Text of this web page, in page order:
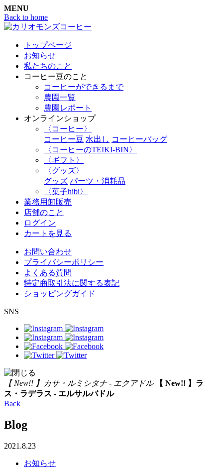
MENU
Back to home
トップページ
お知らせ
私たちのこと
コーヒー豆のこと
コーヒーができるまで
農園一覧
農園レポート
オンラインショップ
〈コーヒー〉
コーヒー豆 水出し コーヒーバッグ
〈コーヒーのTEIKI-BIN〉
〈ギフト〉
〈グッズ〉
グッズ パーツ・消耗品
〈菓子hibi〉
業務用卸販売
店舗のこと
ログイン
カートを見る
お問い合わせ
プライバシーポリシー
よくある質問
特定商取引法に関する表記
ショッピングガイド
SNS
【 New!! 】カサ・ルミシタナ - エクアドル
【 New!! 】ラ
ス・ラデラス - エルサルバドル
Back
Blog
2021.8.23
お知らせ